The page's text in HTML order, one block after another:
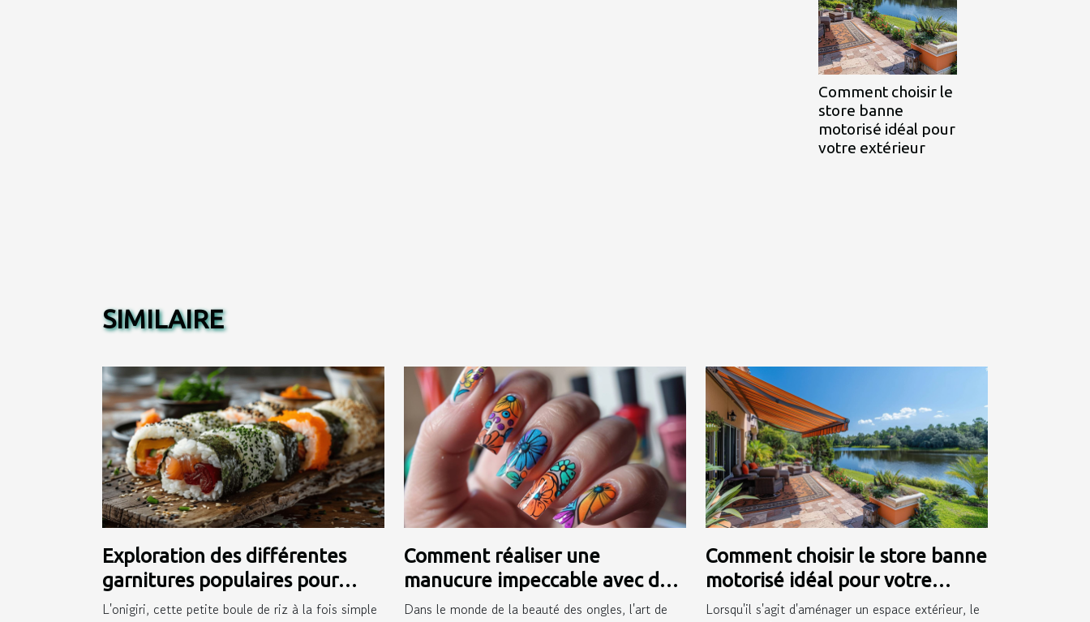
Comment choisir le
store banne
motorisé idéal pour
votre extérieur
SIMILAIRE
Exploration des différentes
garnitures populaires pour
onigiri
L'onigiri, cette petite boule de riz à la fois simple
Comment réaliser une
manucure impeccable avec des
autocollants pour ongles
Dans le monde de la beauté des ongles, l'art de
Comment choisir le store banne
motorisé idéal pour votre
extérieur
Lorsqu'il s'agit d'aménager un espace extérieur, le